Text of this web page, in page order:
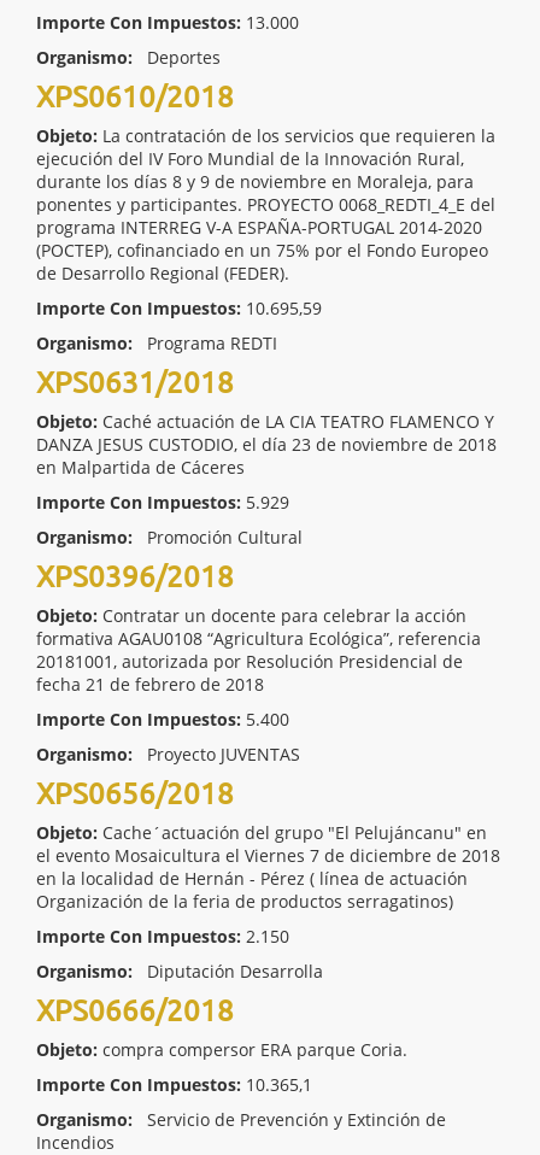
Importe Con Impuestos: 13.000
Organismo:
Deportes
XPS0610/2018
Objeto: La contratación de los servicios que requieren la
ejecución del IV Foro Mundial de la Innovación Rural,
durante los días 8 y 9 de noviembre en Moraleja, para
ponentes y participantes. PROYECTO 0068_REDTI_4_E del
programa INTERREG V-A ESPAÑA-PORTUGAL 2014-2020
(POCTEP), cofinanciado en un 75% por el Fondo Europeo
de Desarrollo Regional (FEDER).
Importe Con Impuestos: 10.695,59
Organismo:
Programa REDTI
XPS0631/2018
Objeto: Caché actuación de LA CIA TEATRO FLAMENCO Y
DANZA JESUS CUSTODIO, el día 23 de noviembre de 2018
en Malpartida de Cáceres
Importe Con Impuestos: 5.929
Organismo:
Promoción Cultural
XPS0396/2018
Objeto: Contratar un docente para celebrar la acción
formativa AGAU0108 “Agricultura Ecológica”, referencia
20181001, autorizada por Resolución Presidencial de
fecha 21 de febrero de 2018
Importe Con Impuestos: 5.400
Organismo:
Proyecto JUVENTAS
XPS0656/2018
Objeto: Cache´actuación del grupo "El Pelujáncanu" en
el evento Mosaicultura el Viernes 7 de diciembre de 2018
en la localidad de Hernán - Pérez ( línea de actuación
Organización de la feria de productos serragatinos)
Importe Con Impuestos: 2.150
Organismo:
Diputación Desarrolla
XPS0666/2018
Objeto: compra compersor ERA parque Coria.
Importe Con Impuestos: 10.365,1
Organismo:
Servicio de Prevención y Extinción de
Incendios